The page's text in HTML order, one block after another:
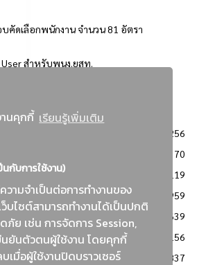
านคุกกี้ เรียนรู้เพิ่มเติม
กับการใช้งาน)
วามจำเป็นต่อการทำงานของ
ว็บไซต์สามารถทำงานได้เป็นปกติ
ภัย เช่น การจัดการ Session,
ยันตัวตนผู้ใช้งาน โดยคุกกี้
เมื่อผู้ใช้งานปิดบราวเซอร์
คัดเลือกพนักงาน จำนวน 81 อัตรา
User สำหรับพนง.ยสท.
3256
2370
2119
1959
ร่งใสในการจัดซื้อจัดจ้าง
1639
1156
837